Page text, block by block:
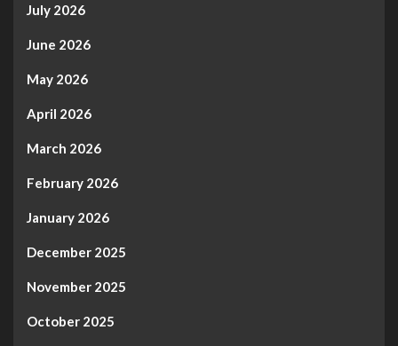
July 2026
June 2026
May 2026
April 2026
March 2026
February 2026
January 2026
December 2025
November 2025
October 2025